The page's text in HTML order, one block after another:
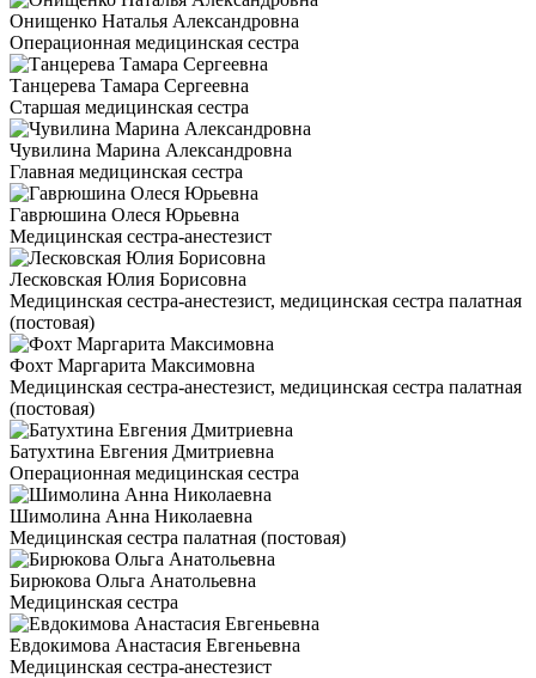
Онищенко Наталья Александровна
Операционная медицинская сестра
Танцерева Тамара Сергеевна
Старшая медицинская сестра
Чувилина Марина Александровна
Главная медицинская сестра
Гаврюшина Олеся Юрьевна
Медицинская сестра-анестезист
Лесковская Юлия Борисовна
Медицинская сестра-анестезист, медицинская сестра палатная
(постовая)
Фохт Маргарита Максимовна
Медицинская сестра-анестезист, медицинская сестра палатная
(постовая)
Батухтина Евгения Дмитриевна
Операционная медицинская сестра
Шимолина Анна Николаевна
Медицинская сестра палатная (постовая)
Бирюкова Ольга Анатольевна
Медицинская сестра
Евдокимова Анастасия Евгеньевна
Медицинская сестра-анестезист